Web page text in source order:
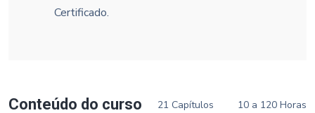
Certificado.
Conteúdo do curso 21 Capítulos 10 a 120 Horas